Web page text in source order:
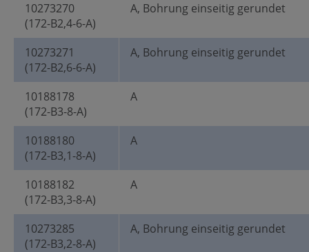
10273270
(172-B2,4-6-A)
A, Bohrung einseitig gerundet
10273271
(172-B2,6-6-A)
A, Bohrung einseitig gerundet
10188178
(172-B3-8-A)
A
10188180
(172-B3,1-8-A)
A
10188182
(172-B3,3-8-A)
A
10273285
(172-B3,2-8-A)
A, Bohrung einseitig gerundet